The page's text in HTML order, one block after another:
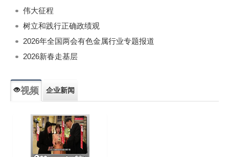
伟大征程
树立和践行正确政绩观
2026年全国两会有色金属行业专题报道
2026新春走基层
视频 企业新闻